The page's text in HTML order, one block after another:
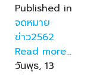
Published in
จดหมาย
ข่าว2562
Read more...
วันพุธ, 13